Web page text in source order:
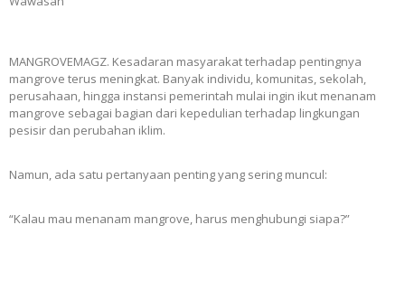
MANGROVEMAGZ. Kesadaran masyarakat terhadap pentingnya
mangrove terus meningkat. Banyak individu, komunitas, sekolah,
perusahaan, hingga instansi pemerintah mulai ingin ikut menanam
mangrove sebagai bagian dari kepedulian terhadap lingkungan
pesisir dan perubahan iklim.
Namun, ada satu pertanyaan penting yang sering muncul:
“Kalau mau menanam mangrove, harus menghubungi siapa?”